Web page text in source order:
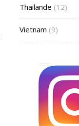
Thailande (12)
Vietnam (9)